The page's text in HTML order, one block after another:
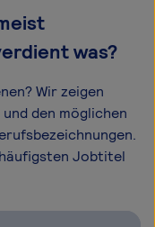
was?
Wir zeigen
den möglichen
Jobtitel